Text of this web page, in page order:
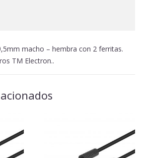
macho – hembra con 2 ferritas.
TM Electron..